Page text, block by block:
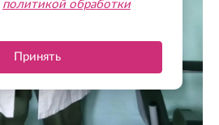
политикой обработки
Принять